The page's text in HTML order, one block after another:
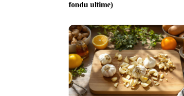
fondu ultime)